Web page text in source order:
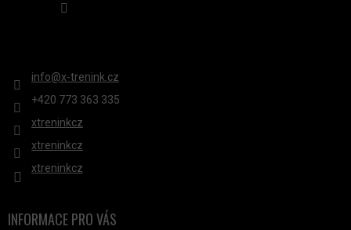
info@x-trenink.cz
+420 ‭773 363 335
xtreninkcz
xtreninkcz
xtreninkcz
INFORMACE PRO VÁS